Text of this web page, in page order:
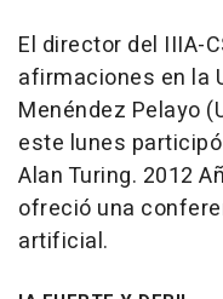
El director del IIIA-
afirmaciones en la
Menéndez Pelayo
este lunes
Alan Turing. 2012
ofreció una
artificial.